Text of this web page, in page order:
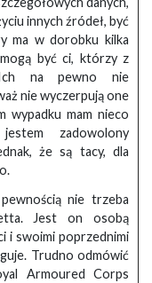
innych źródeł, być
ma w dorobku kilka
być ci, którzy z
na pewno nie
nie wyczerpują one
wypadku mam nieco
zadowolony
że są tacy, dla
nie trzeba
Jest on osobą
i swoimi poprzednimi
Trudno odmówić
Armoured Corps